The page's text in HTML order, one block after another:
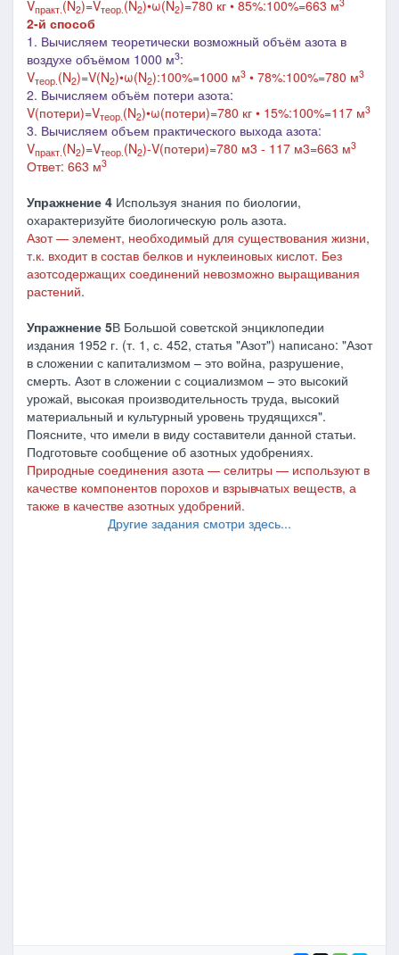
Vпракт. (N2)=Vтеор. (N2)•ω(N2)=780 кг • 85%:100%=663 м
2-й способ
1. Вычисляем теоретически возможный объём азота в
воздухе объёмом 1000 м3:
Vтеор. (N2)=V(N2)•ω(N2):100%=1000 м3 • 78%:100%=780 м3
2. Вычисляем объём потери азота:
V(потери)=Vтеор. (N2)•ω(потери)=780 кг • 15%:100%=117 м3
3. Вычисляем объем практического выхода азота:
Vпракт. (N2)=Vтеор. (N2)-V(потери)=780 м3 - 117 м3=663 м3
Ответ: 663 м3
Упражнение 4 Используя знания по биологии,
охарактеризуйте биологическую роль азота.
Азот— элемент, необходимый для существования жизни,
т.к. входит в состав белков и нуклеиновых кислот. Без
азотсодержащих соединений невозможно выращивания
растений.
Упражнение 5В Большой советской энциклопедии
издания 1952 г. (т. 1, с. 452, статья "Азот") написано: "Азот
в сложении с капитализмом – это война, разрушение,
смерть. Азот в сложении с социализмом – это высокий
урожай, высокая производительность труда, высокий
материальный и культурный уровень трудящихся".
Поясните, что имели в виду составители данной статьи.
Подготовьте сообщение об азотных удобрениях.
Природные соединения азота — селитры — используют в
качестве компонентов порохов и взрывчатых веществ, а
также в качестве азотных удобрений.
Другие задания смотри здесь...